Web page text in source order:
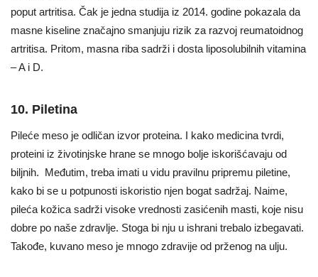
poput artritisa. Čak je jedna studija iz 2014. godine pokazala da
masne kiseline značajno smanjuju rizik za razvoj reumatoidnog
artritisa. Pritom, masna riba sadrži i dosta liposolubilnih vitamina
– A i D.
10. Piletina
Pileće meso je odličan izvor proteina. I kako medicina tvrdi,
proteini iz životinjske hrane se mnogo bolje iskorišćavaju od
biljnih. Međutim, treba imati u vidu pravilnu pripremu piletine,
kako bi se u potpunosti iskoristio njen bogat sadržaj. Naime,
pileća kožica sadrži visoke vrednosti zasićenih masti, koje nisu
dobre po naše zdravlje. Stoga bi nju u ishrani trebalo izbegavati.
Takođe, kuvano meso je mnogo zdravije od prženog na ulju.